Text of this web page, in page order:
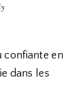
confiante en
dans les